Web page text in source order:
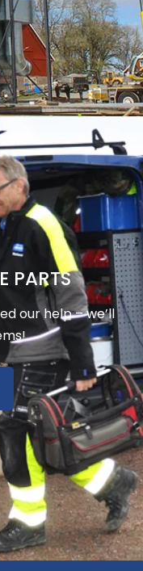
PARTS
our help – we’ll